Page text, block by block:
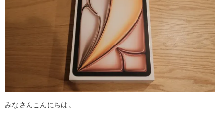
みなさんこんにちは。